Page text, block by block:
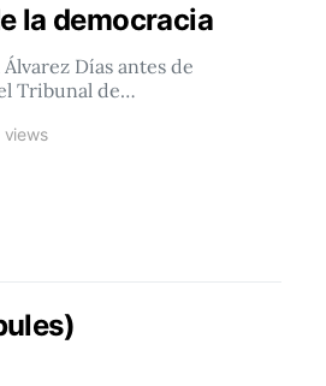
la democracia
Días antes de
Tribunal de…
views